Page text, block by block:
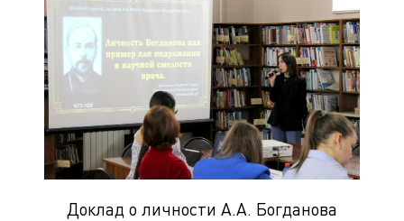
Доклад о личности А.А. Богданова